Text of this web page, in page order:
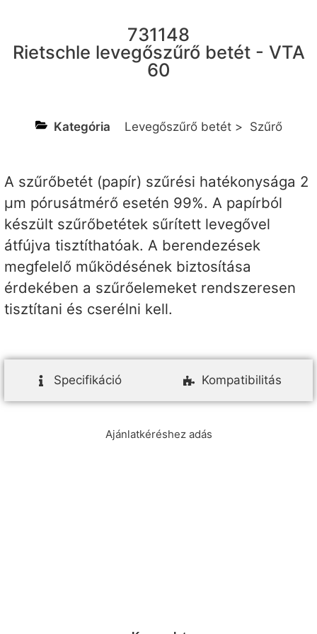
731148
Rietschle levegőszűrő betét - VTA
60
Kategória Levegőszűrő betét > Szűrő
A szűrőbetét (papír) szűrési hatékonysága 2
µm pórusátmérő esetén 99%. A papírból
készült szűrőbetétek sűrített levegővel
átfújva tisztíthatóak. A berendezések
megfelelő működésének biztosítása
érdekében a szűrőelemeket rendszeresen
tisztítani és cserélni kell.
Specifikáció Kompatibilitás
Ajánlatkéréshez adás